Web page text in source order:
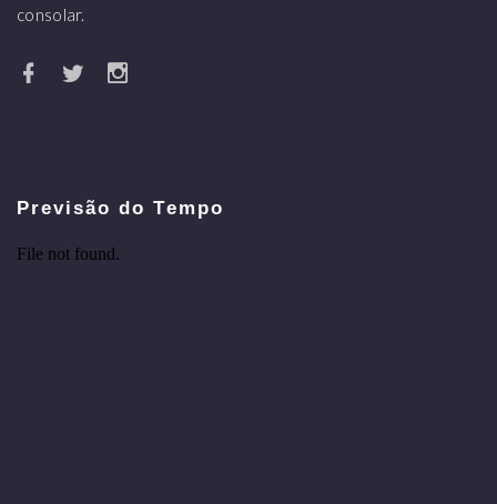
consolar.
Previsão do Tempo